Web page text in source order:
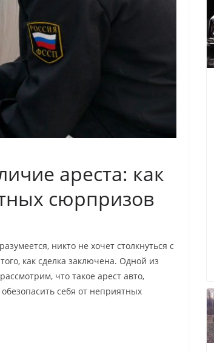
ареста: как
сюрпризов
никто не хочет столкнуться с
как сделка заключена. Одной из
что такое арест авто,
себя от неприятных